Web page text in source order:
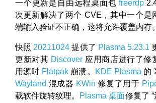
一个更新是自由远程桌面包freerdp
次更新解决了两个 CVE，其中一个是
端输入验证不正确，这将允许覆盖内存。
快照 20211024 提供了 Plasma 5.23.1
更新对其 Discover 应用商店进行了修
用源时 Flatpak崩溃。 KDE Plasma 的
Wayland 混成器 KWin 修复了用于
载软件旋转纹理。 Plasma 桌面修复了